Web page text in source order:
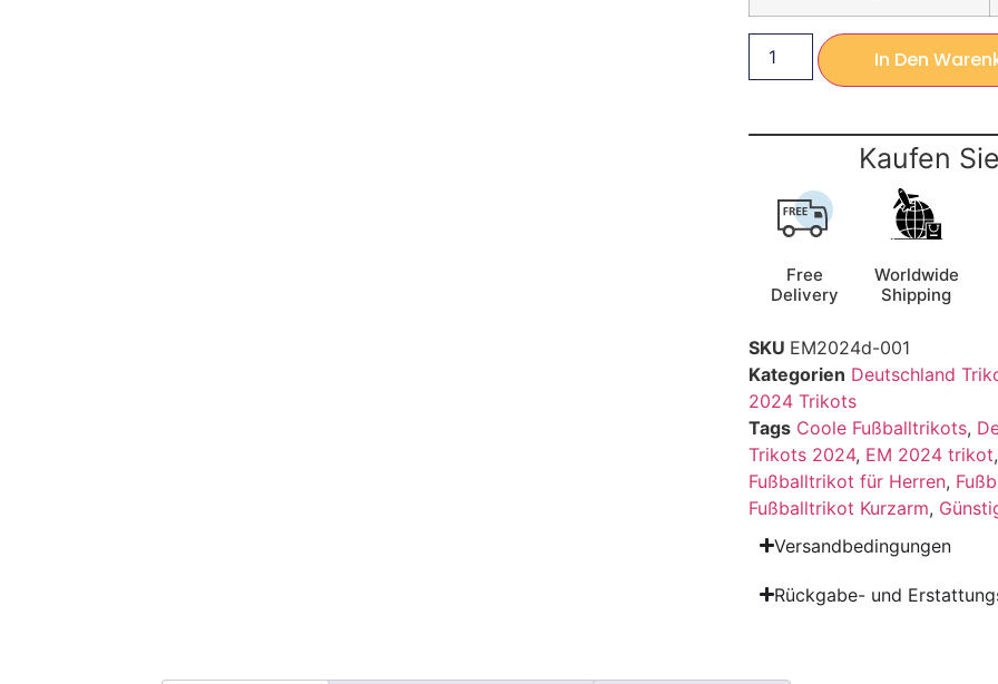
In Den
Kaufen
Free
Delivery
Worldwide
Shipping
SKU EM2024d-001
Kategorien Deutschland
2024 Trikots
Tags Coole Fußballtrikots,
Trikots 2024, EM 2024 trikot,
Fußballtrikot für Herren,
Fußballtrikot Kurzarm,
Versandbedingungen
Rückgabe- und